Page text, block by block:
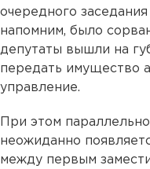
очередного
напомним, было
депутаты вышли на
передать имущество
управление.
При этом
неожиданно
между первым